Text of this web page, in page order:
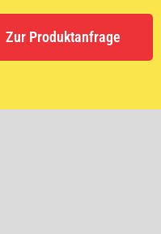
Zur Produktanfrage